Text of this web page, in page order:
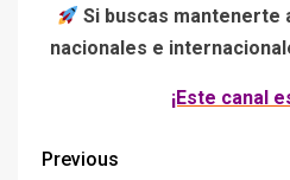
Si buscas mantenerte
nacionales e
¡Este canal
Previous